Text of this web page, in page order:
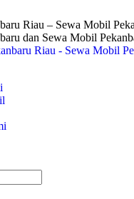
Riau – Sewa Mobil
dan Sewa Mobil